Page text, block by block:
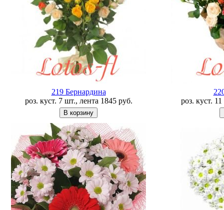
219 Бернардина
роз. куст. 7 шт., лента 1845 руб.
роз. куст.